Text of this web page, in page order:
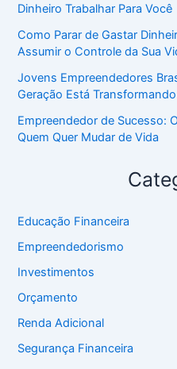
Dinheiro Trabalhar Para Você
Como Parar de Gastar
Assumir o Controle da Sua
Jovens Empreendedores
Geração Está
Empreendedor de Sucesso:
Quem Quer Mudar de Vida
Educação Financeira
Empreendedorismo
Investimentos
Orçamento
Renda Adicional
Segurança Financeira